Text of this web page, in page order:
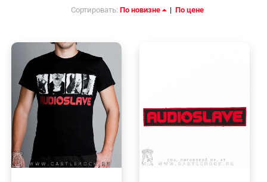
Сортировать: По новизне | По цене